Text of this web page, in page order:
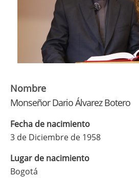
Nombre
Monseñor Dario Álvarez Botero
Fecha de nacimiento
3 de Diciembre de 1958
Lugar de nacimiento
Bogotá